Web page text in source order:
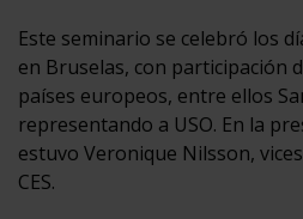
Este seminario se celebró los
en Bruselas, con participación
países europeos, entre ellos
representando a USO. En la
estuvo Veronique Nilsson,
CES.